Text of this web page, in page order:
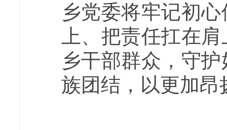
乡党委将牢记初
上、把责任扛在
乡干部群众，守
族团结，以更加